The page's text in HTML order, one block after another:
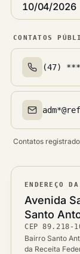
10/04/2026
CONTATOS
(47)
Email(s)
Contatos
ENDEREÇO
Avenida
Bairro
Santo
CEP
CEP89.218-
Cidade /
Bairro Santo
da Receita